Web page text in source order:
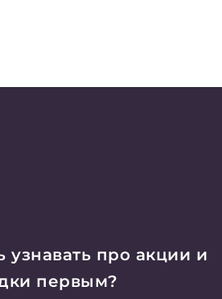
узнавать про акции и
первым?